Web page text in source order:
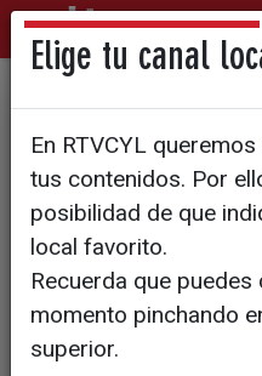
La
'buena
Es
empresas ser
sociales, ya
Elige tu canal
En RTVCYL
tus contenidos. Por
posibilidad de que
local favorito.
Recuerda que
momento pinchando
superior.